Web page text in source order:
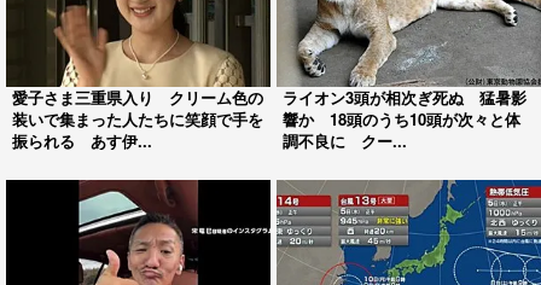
愛子さま三重県入り クリーム色の
装いで集まった人たちに笑顔で手を
振られる あす伊...
ライオン3頭が相次ぎ死ぬ 猛暑影
響か 18頭のうち10頭が次々と体
調不良に クー...